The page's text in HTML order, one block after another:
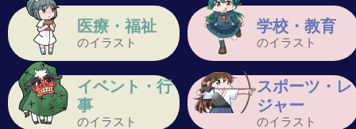
医療・福祉
のイラスト
学校・教育
のイラスト
イベント・行
事
のイラスト
スポーツ・レ
ジャー
のイラスト